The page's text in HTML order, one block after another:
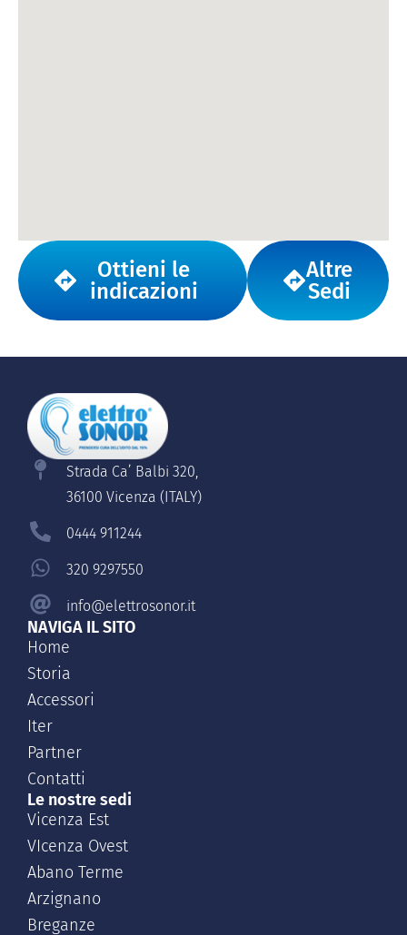
Ottieni le
indicazioni
Altre
Sedi
Strada Ca’ Balbi 320,
36100 Vicenza (ITALY)
0444 911244
320 9297550
info@elettrosonor.it
NAVIGA IL SITO
Home
Storia
Accessori
Iter
Partner
Contatti
Le nostre sedi
Vicenza Est
VIcenza Ovest
Abano Terme
Arzignano
Breganze